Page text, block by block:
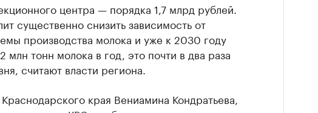
центра — порядка 1,7 млрд рублей.
существенно снизить зависимость от
производства молока и уже к 2030 году
млн тонн молока в год, это почти в два раза
считают власти региона.
края Вениамина Кондратьева,